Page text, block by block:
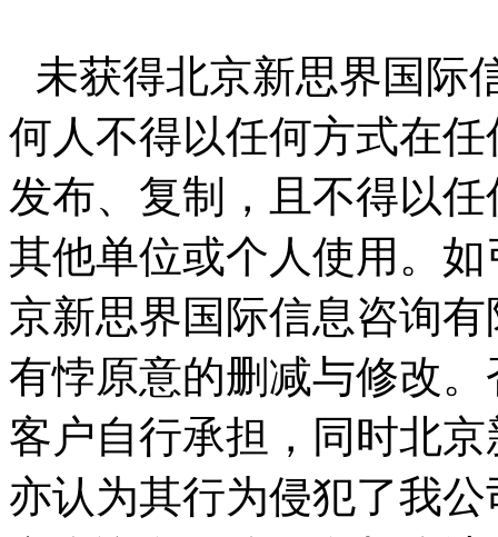
未获得北京新思界国际
何人不得以任何方式在
发布、复制，且不得以
其他单位或个人使用。
京新思界国际信息咨询
有悖原意的删减与修改
客户自行承担，同时北
亦认为其行为侵犯了我